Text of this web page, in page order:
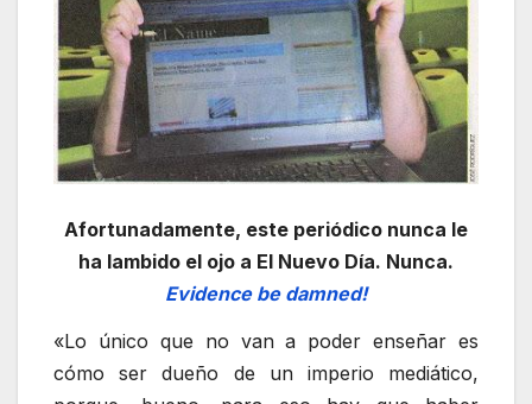
Afortunadamente, este periódico nunca le
ha lambido el ojo a El Nuevo Día. Nunca.
Evidence be damned!
«Lo único que no van a poder enseñar es
cómo ser dueño de un imperio mediático,